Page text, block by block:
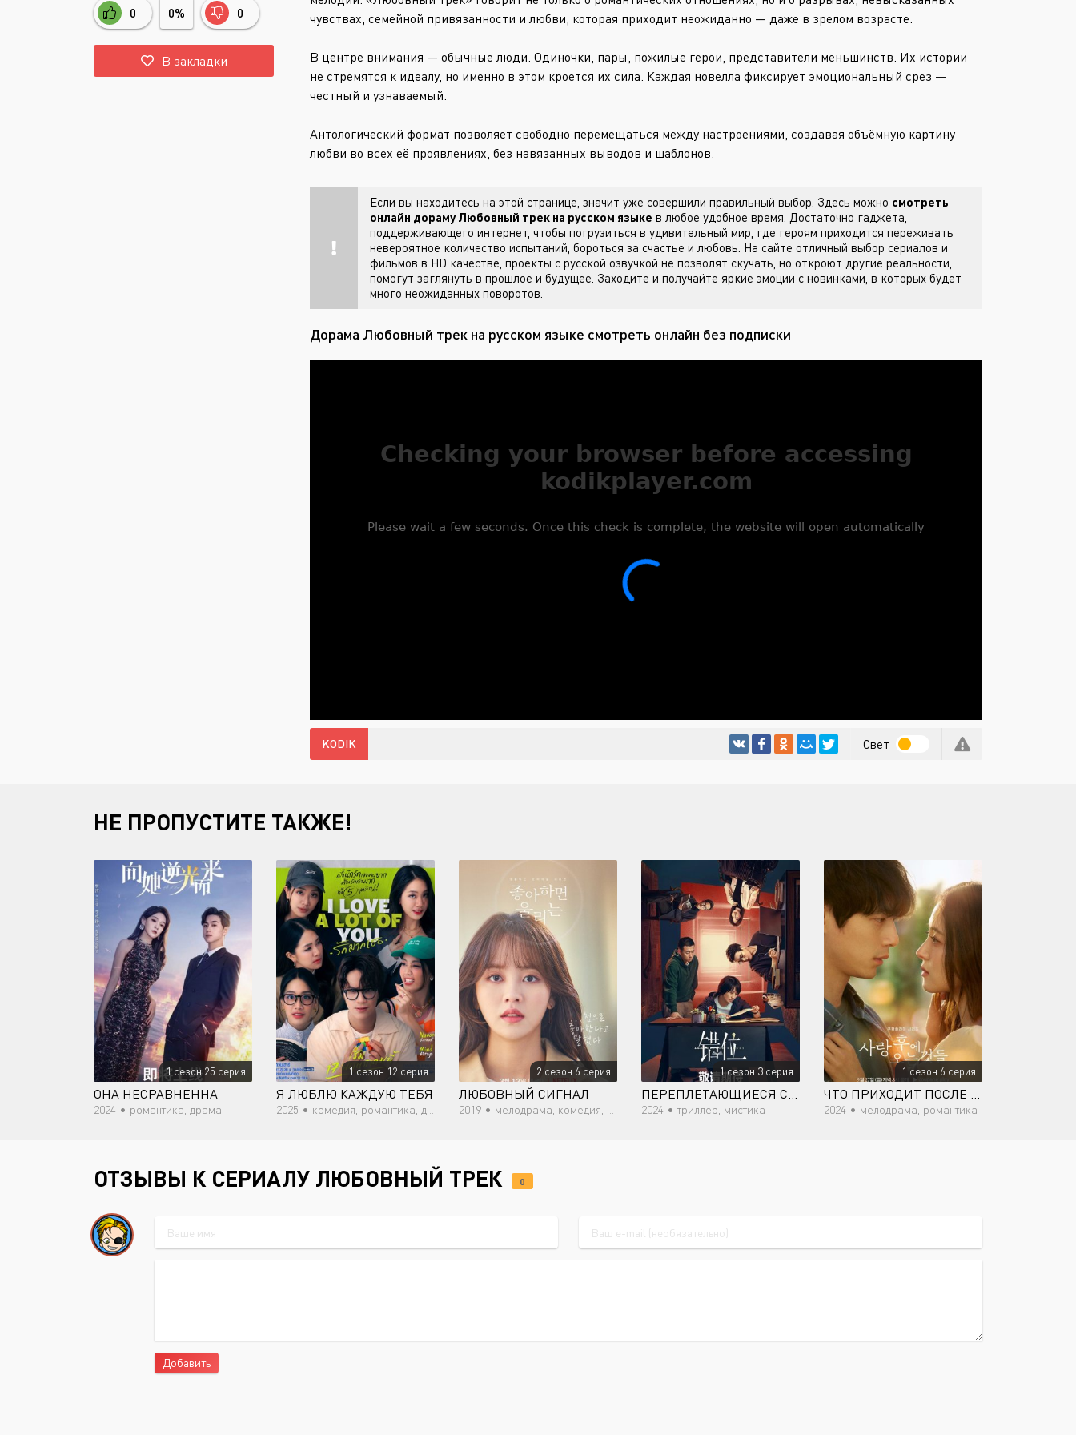
Или войти через
0 0% 0
В закладки
чувствах, семейной привязанности и любви, которая приходит неожиданно — даже в зрелом возрасте.
В центре внимания — обычные люди. Одиночки, пары, пожилые герои, представители меньшинств. Их истории
не стремятся к идеалу, но именно в этом кроется их сила. Каждая новелла фиксирует эмоциональный срез —
честный и узнаваемый.
Антологический формат позволяет свободно перемещаться между настроениями, создавая объёмную картину
любви во всех её проявлениях, без навязанных выводов и шаблонов.
Если вы находитесь на этой странице, значит уже совершили правильный выбор. Здесь можно смотреть
онлайн дораму Любовный трек на русском языке в любое удобное время. Достаточно гаджета,
поддерживающего интернет, чтобы погрузиться в удивительный мир, где героям приходится переживать
невероятное количество испытаний, бороться за счастье и любовь. На сайте отличный выбор сериалов и
фильмов в HD качестве, проекты с русской озвучкой не позволят скучать, но откроют другие реальности,
помогут заглянуть в прошлое и будущее. Заходите и получайте яркие эмоции с новинками, в которых будет
много неожиданных поворотов.
Дорама Любовный трек на русском языке смотреть онлайн без подписки
KODIK Свет
НЕ ПРОПУСТИТЕ ТАКЖЕ!
1 сезон 25 серия
ОНА НЕСРАВНЕННА
2024 • романтика, драма
1 сезон 12 серия
Я ЛЮБЛЮ КАЖДУЮ ТЕБЯ
2025 • комедия, романтика, драма
2 сезон 6 серия
ЛЮБОВНЫЙ СИГНАЛ
2019 • мелодрама, комедия, романтика, молодость, драма
1 сезон 3 серия
ПЕРЕПЛЕТАЮЩИЕСЯ СЦЕНЫ
2024 •триллер, мистика
1 сезон 6 серия
ЧТО ПРИХОДИТ ПОСЛЕ ЛЮБВИ
2024 • мелодрама, романтика
ОТЗЫВЫ К СЕРИАЛУ ЛЮБОВНЫЙ ТРЕК 0
Добавить